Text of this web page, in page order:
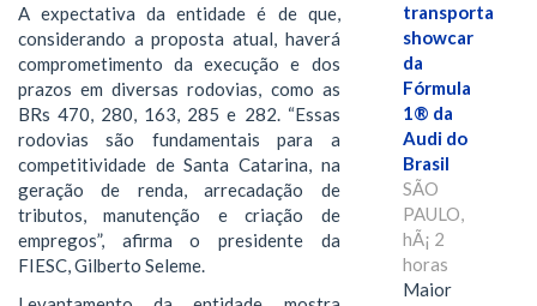
A expectativa da entidade é de que,
considerando a proposta atual, haverá
comprometimento da execução e dos
prazos em diversas rodovias, como as
BRs 470, 280, 163, 285 e 282. “Essas
rodovias são fundamentais para a
competitividade de Santa Catarina, na
geração de renda, arrecadação de
tributos, manutenção e criação de
empregos”, afirma o presidente da
FIESC, Gilberto Seleme.
transporta
showcar
da
Fórmula
1® da
Audi do
Brasil
SÃO
PAULO,
hÃ¡ 2
horas
Maior